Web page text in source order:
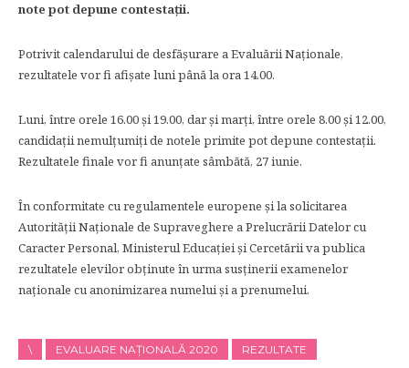
note pot depune contestații.
Potrivit calendarului de desfășurare a Evaluării Naționale,
rezultatele vor fi afișate luni până la ora 14.00.
Luni, între orele 16.00 și 19.00, dar și marți, între orele 8.00 și 12.00,
candidații nemulțumiți de notele primite pot depune contestații.
Rezultatele finale vor fi anunțate sâmbătă, 27 iunie.
În conformitate cu regulamentele europene și la solicitarea
Autorității Naționale de Supraveghere a Prelucrării Datelor cu
Caracter Personal, Ministerul Educației și Cercetării va publica
rezultatele elevilor obținute în urma susținerii examenelor
naționale cu anonimizarea numelui și a prenumelui.
\ EVALUARE NAȚIONALĂ 2020 REZULTATE